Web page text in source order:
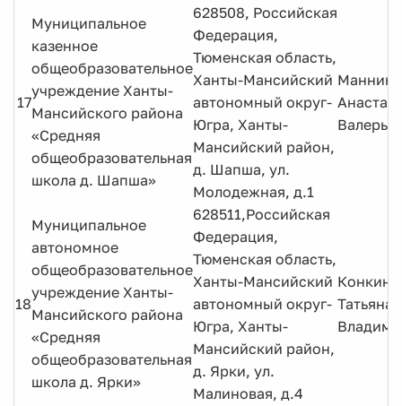
17
Муниципальное
казенное
общеобразовательное
учреждение Ханты-
Мансийского района
«Средняя
общеобразовательная
школа д. Шапша»
628508, Российская
Федерация,
Тюменская область,
Ханты-Мансийский
автономный округ-
Югра, Ханты-
Мансийский район,
д. Шапша, ул.
Молодежная, д.1
18
Муниципальное
автономное
общеобразовательное
учреждение Ханты-
Мансийского района
«Средняя
общеобразовательная
школа д. Ярки»
628511,Российская
Федерация,
Тюменская область,
Ханты-Мансийский
автономный округ-
Югра, Ханты-
Мансийский район,
д. Ярки, ул.
Малиновая, д.4
Конкина
Татьяна